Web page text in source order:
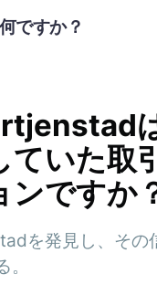
ですか？
ていた取
ンですか
を発見し、その